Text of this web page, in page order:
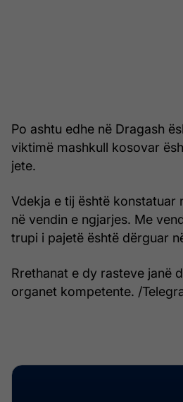
Po ashtu edhe në Dragash
viktimë mashkull kosovar
jete.
Vdekja e tij është konstatuar
në vendin e ngjarjes. Me
trupi i pajetë është dërguar
Rrethanat e dy rasteve janë
organet kompetente. /